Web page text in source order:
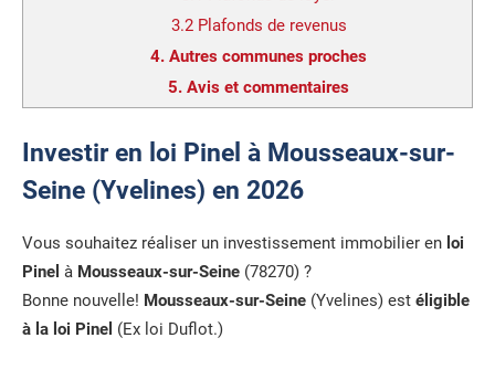
3.2 Plafonds de revenus
4. Autres communes proches
5. Avis et commentaires
Investir en loi Pinel à Mousseaux-sur-
Seine (Yvelines) en 2026
Vous souhaitez réaliser un investissement immobilier en loi
Pinel à Mousseaux-sur-Seine (78270) ?
Bonne nouvelle! Mousseaux-sur-Seine (Yvelines) est éligible
à la loi Pinel (Ex loi Duflot.)